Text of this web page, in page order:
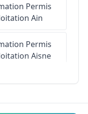
Permis
Ain
Permis
Aisne
Permis